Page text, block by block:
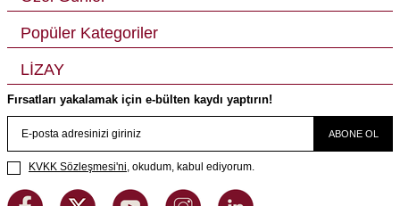
Popüler Kategoriler
LİZAY
Fırsatları yakalamak için e-bülten kaydı yaptırın!
ABONE OL
KVKK Sözleşmesi'ni, okudum, kabul ediyorum.